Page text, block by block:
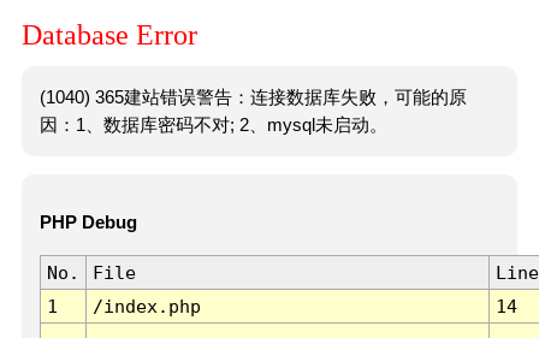
Database Error
(1040) 365建站错误警告：连接数据库失败，可能的原
因：1、数据库密码不对; 2、mysql未启动。
PHP Debug
No. File
Line
1
/index.php 14